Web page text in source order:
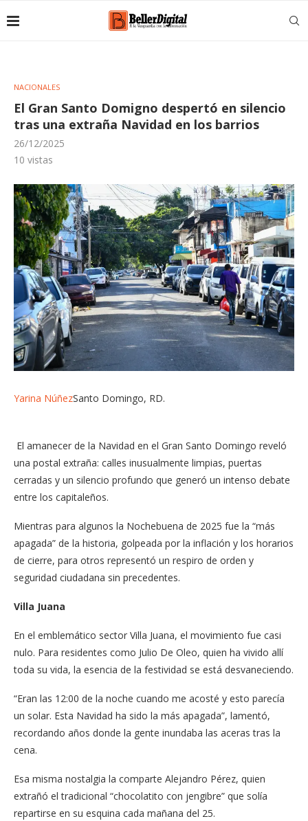
NACIONALES
El Gran Santo Domigno despertó en silencio
tras una extraña Navidad en los barrios
26/12/2025
10 vistas
Yarina NúñezSanto Domingo, RD.
El amanecer de la Navidad en el Gran Santo Domingo reveló
una postal extraña: calles inusualmente limpias, puertas
cerradas y un silencio profundo que generó un intenso debate
entre los capitaleños.
Mientras para algunos la Nochebuena de 2025 fue la “más
apagada” de la historia, golpeada por la inflación y los horarios
de cierre, para otros representó un respiro de orden y
seguridad ciudadana sin precedentes.
Villa Juana
En el emblemático sector Villa Juana, el movimiento fue casi
nulo. Para residentes como Julio De Oleo, quien ha vivido allí
toda su vida, la esencia de la festividad se está desvaneciendo.
“Eran las 12:00 de la noche cuando me acosté y esto parecía
un solar. Esta Navidad ha sido la más apagada”, lamentó,
recordando años donde la gente inundaba las aceras tras la
cena.
Esa misma nostalgia la comparte Alejandro Pérez, quien
extrañó el tradicional “chocolatito con jengibre” que solía
repartirse en su esquina cada mañana del 25.